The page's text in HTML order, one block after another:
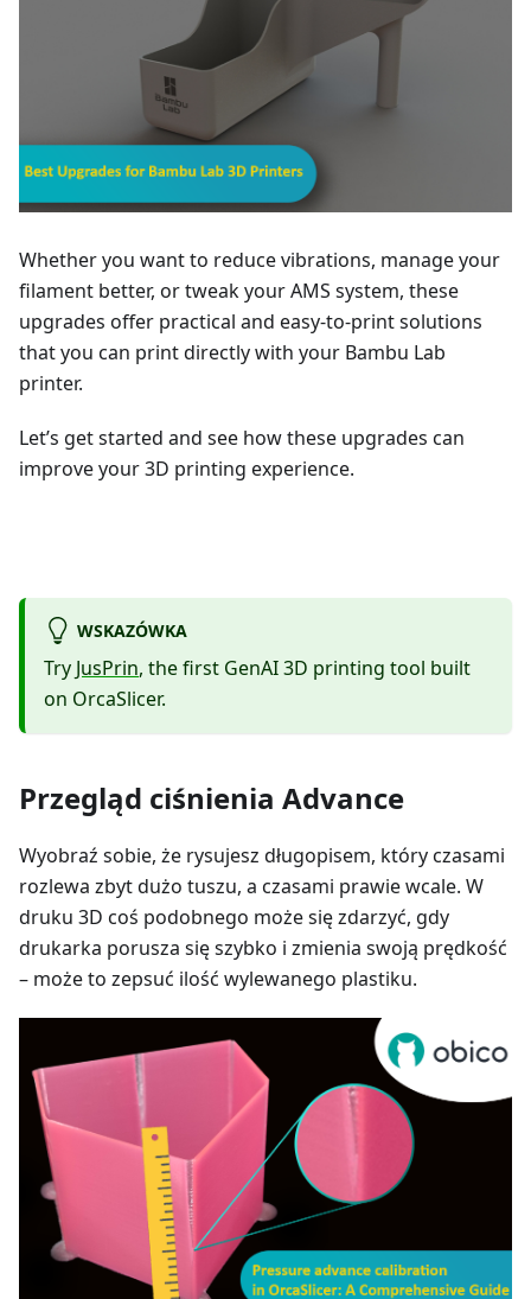
Whether you want to reduce vibrations, manage your
filament better, or tweak your AMS system, these
upgrades offer practical and easy-to-print solutions
that you can print directly with your Bambu Lab
printer.
Let’s get started and see how these upgrades can
improve your 3D printing experience.
WSKAZÓWKA
Try JusPrin, the first GenAI 3D printing tool built
on OrcaSlicer.
Przegląd ciśnienia Advance
Wyobraź sobie, że rysujesz długopisem, który czasami
rozlewa zbyt dużo tuszu, a czasami prawie wcale. W
druku 3D coś podobnego może się zdarzyć, gdy
drukarka porusza się szybko i zmienia swoją prędkość
– może to zepsuć ilość wylewanego plastiku.